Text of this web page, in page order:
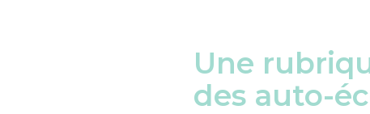
Une
des auto-